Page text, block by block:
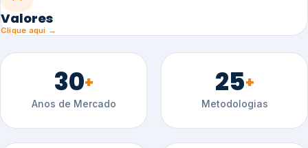
Valores
Clique aqui →
30+
Anos de Mercado
25+
Metodologias